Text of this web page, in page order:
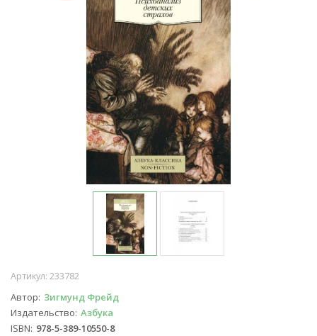
Артикул: 233782
Автор Зигмунд Фрейд
Издательство Азбука
ISBN 978-5-389-10550-8